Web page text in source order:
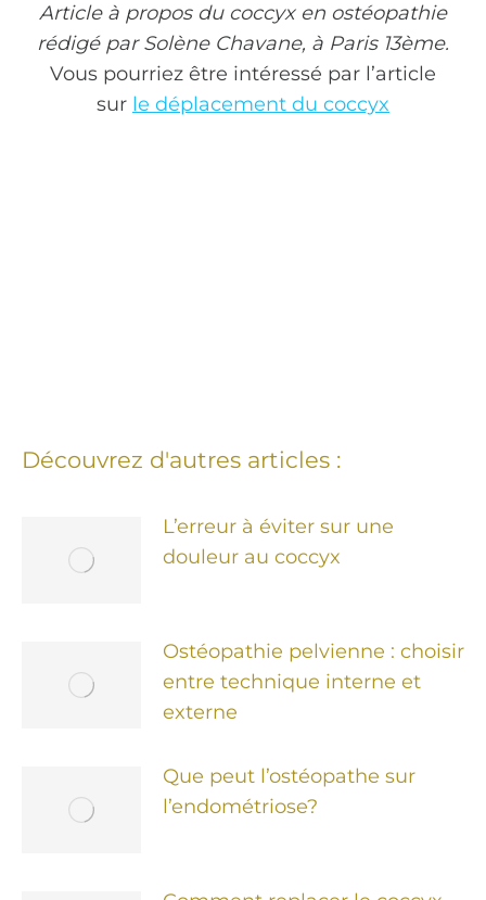
Article à propos du coccyx en ostéopathie
rédigé par Solène Chavane, à Paris 13ème.
Vous pourriez être intéressé par l’article
sur le déplacement du coccyx
Découvrez d'autres articles :
L’erreur à éviter sur une
douleur au coccyx
Ostéopathie pelvienne : choisir
entre technique interne et
externe
Que peut l’ostéopathe sur
l’endométriose?